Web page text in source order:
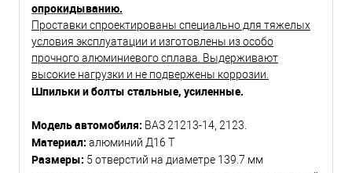
опрокидыванию.
Проставки спроектированы специально для тяжелых
условия эксплуатации и изготовлены из особо
прочного алюминиевого сплава. Выдерживают
высокие нагрузки и не подвержены коррозии.
Шпильки и болты стальные, усиленные.
Модель автомобиля: ВАЗ 21213-14, 2123.
Материал: алюминий Д16 Т
Размеры: 5 отверстий на диаметре 139.7 мм